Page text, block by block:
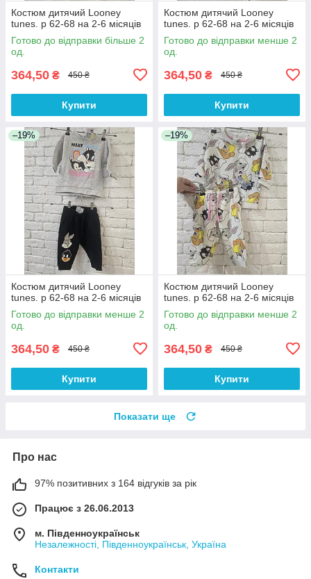
Костюм дитячий Looney
tunes. р 62-68 на 2-6 місяців
Готово до відправки більше 2
од.
364,50 ₴ 450 ₴
Купити
Костюм дитячий Looney
tunes. р 62-68 на 2-6 місяців
Готово до відправки менше 2
од.
364,50 ₴ 450 ₴
Купити
–19%
Костюм дитячий Looney
tunes. р 62-68 на 2-6 місяців
Готово до відправки менше 2
од.
364,50 ₴ 450 ₴
Купити
–19%
Костюм дитячий Looney
tunes. р 62-68 на 2-6 місяців
Готово до відправки менше 2
од.
364,50 ₴ 450 ₴
Купити
Показати ще
Про нас
97% позитивних з 164 відгуків за рік
Працює з 26.06.2013
м. Південноукраїнськ
Незалежності, Південноукраїнськ, Україна
Контакти